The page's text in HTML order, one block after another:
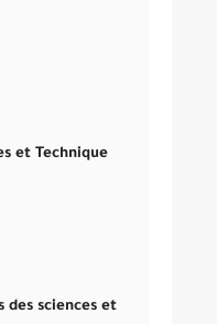
et Technique
des sciences et